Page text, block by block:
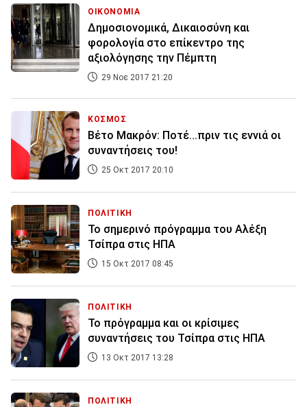
ΟΙΚΟΝΟΜΙΑ
Δημοσιονομικά, Δικαιοσύνη και
φορολογία στο επίκεντρο της
αξιολόγησης την Πέμπτη
29 Νοε 2017 21:20
ΚΟΣΜΟΣ
Βέτο Μακρόν: Ποτέ...πριν τις εννιά οι
συναντήσεις του!
25 Οκτ 2017 20:10
ΠΟΛΙΤΙΚΗ
Το σημερινό πρόγραμμα του Αλέξη
Τσίπρα στις ΗΠΑ
15 Οκτ 2017 08:45
ΠΟΛΙΤΙΚΗ
Το πρόγραμμα και οι κρίσιμες
συναντήσεις του Τσίπρα στις ΗΠΑ
13 Οκτ 2017 13:28
ΠΟΛΙΤΙΚΗ